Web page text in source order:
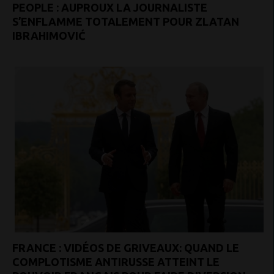
PEOPLE : AUPROUX LA JOURNALISTE
S’ENFLAMME TOTALEMENT POUR ZLATAN
IBRAHIMOVIĆ
FRANCE : VIDÉOS DE GRIVEAUX: QUAND LE
COMPLOTISME ANTIRUSSE ATTEINT LE